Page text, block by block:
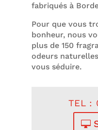
fabriqués à
Pour que vous
bonheur, nous
plus de 150
odeurs
vous séduire.
TEL :